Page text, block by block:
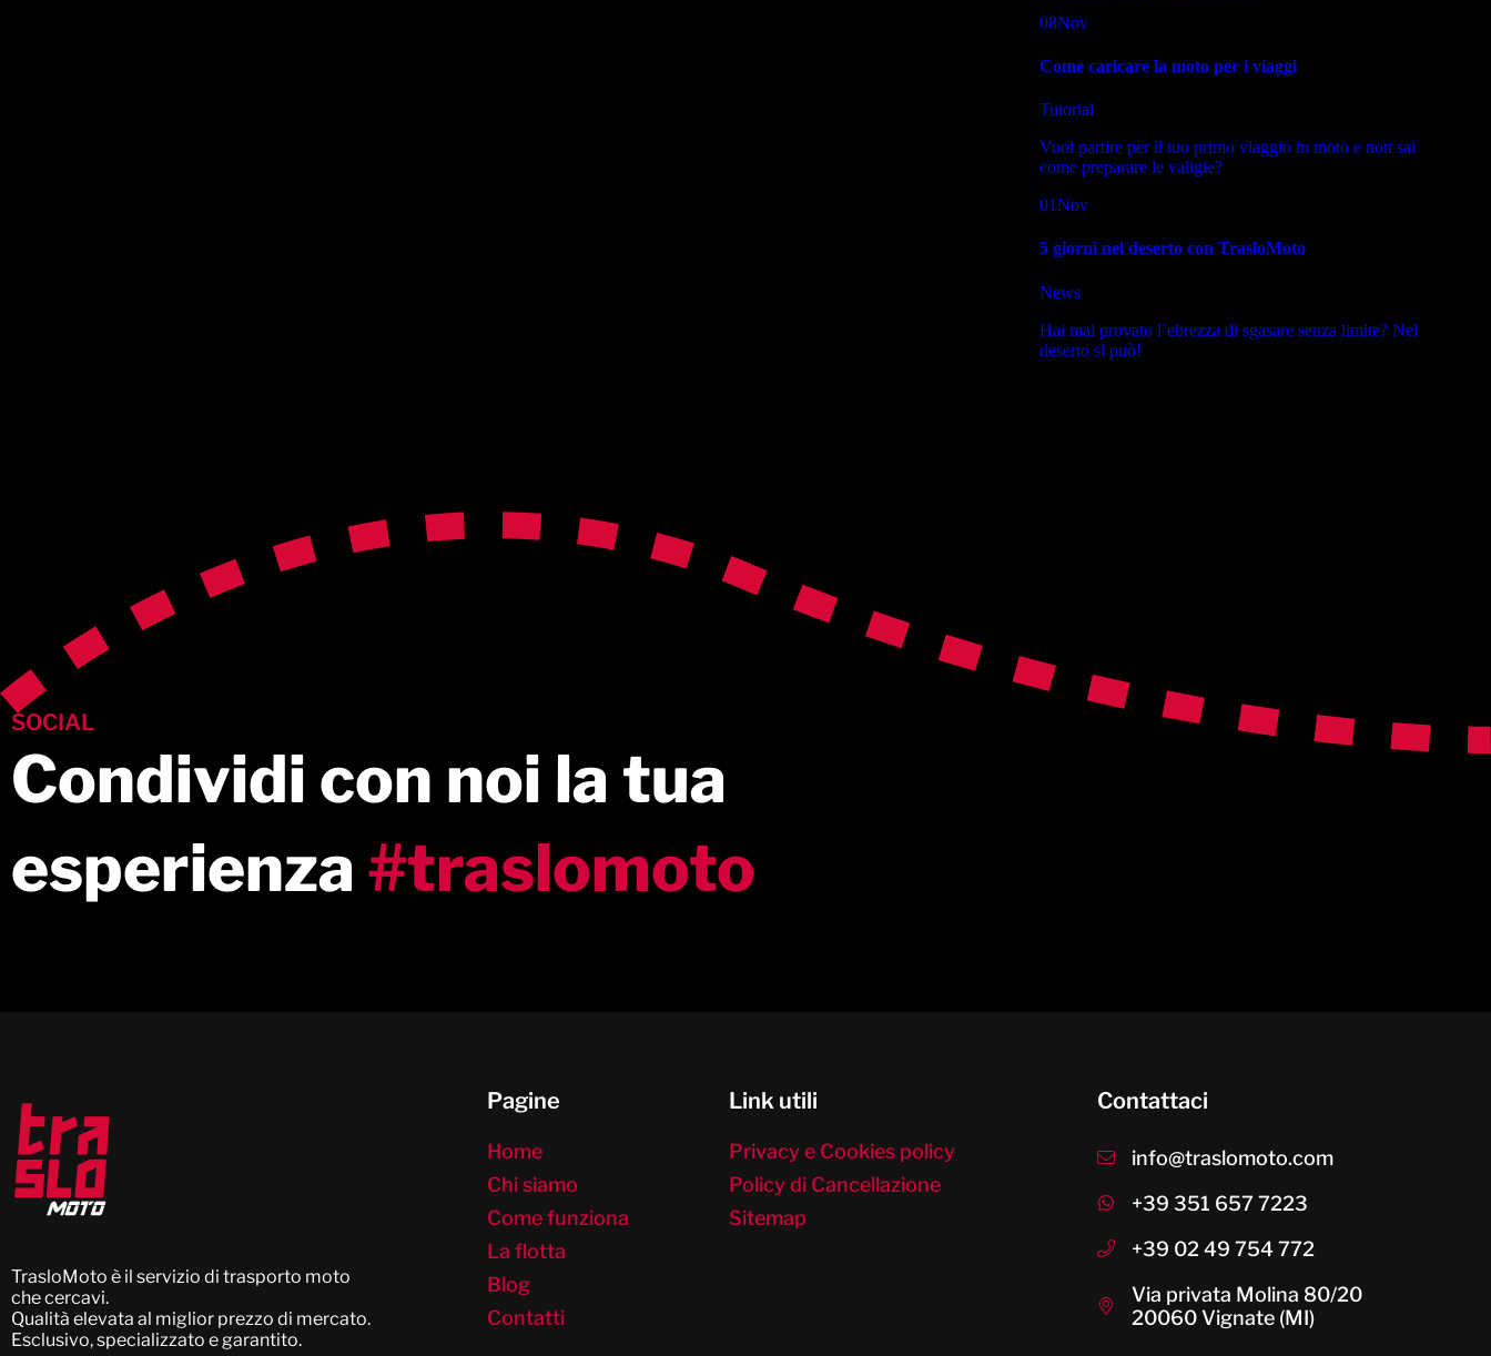
08Nov
Come caricare la moto per i viaggi
Tutorial
Vuoi partire per il tuo primo viaggio in moto e non sai
come preparare le valigie?
01Nov
5 giorni nel deserto con TrasloMoto
News
Hai mai provato l’ebrezza di sgasare senza limite? Nel
deserto si può!
SOCIAL
Condividi con noi la tua
esperienza #traslomoto
TrasloMoto è il servizio di trasporto moto
che cercavi.
Qualità elevata al miglior prezzo di mercato.
Esclusivo, specializzato e garantito.
Pagine
Home
Chi siamo
Come funziona
La flotta
Blog
Contatti
Link utili
Privacy e Cookies policy
Policy di Cancellazione
Sitemap
Contattaci
info@traslomoto.com
+39 351 657 7223
+39 02 49 754 772
Via privata Molina 80/20
20060 Vignate (MI)